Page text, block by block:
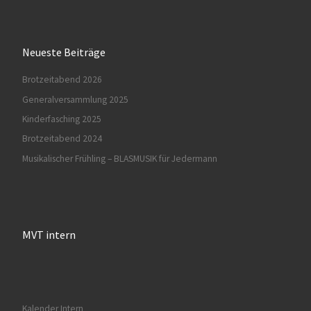
Neueste Beiträge
Brotzeitabend 2026
Generalversammlung 2025
Kinderfasching 2025
Brotzeitabend 2024
Musikalischer Frühling – BLASMUSIK für Jedermann
MVT intern